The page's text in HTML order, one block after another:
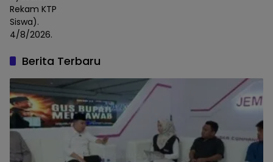
Rekam KTP
Siswa).
4/8/2026.
Berita Terbaru